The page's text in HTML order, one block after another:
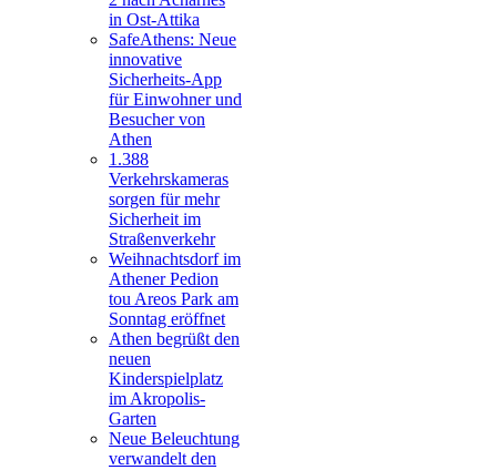
in Ost-Attika
SafeAthens: Neue
innovative
Sicherheits-App
für Einwohner und
Besucher von
Athen
1.388
Verkehrskameras
sorgen für mehr
Sicherheit im
Straßenverkehr
Weihnachtsdorf im
Athener Pedion
tou Areos Park am
Sonntag eröffnet
Athen begrüßt den
neuen
Kinderspielplatz
im Akropolis-
Garten
Neue Beleuchtung
verwandelt den